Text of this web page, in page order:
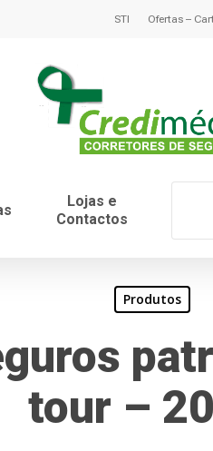
STI Ofertas –
Lojas e
Contactos
Produtos
tour –